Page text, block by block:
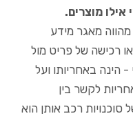
אילו מוצרים.
מאגר מידע
רכישה של פריט מול
הינה באחריותו ועל
לקשר בין
רכב אותן הוא